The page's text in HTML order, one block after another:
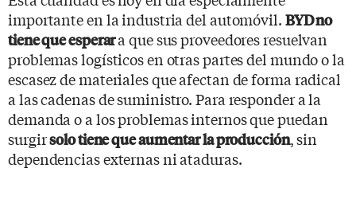
importante en la industria del automóvil. BYD no
tiene que esperara que sus proveedores resuelvan
problemas logísticos en otras partes del mundo o la
escasez de materiales que afectan de forma radical
a las cadenas de suministro. Para responder a la
demanda o a los problemas internos que puedan
surgirsolo tiene que aumentar la producción, sin
dependencias externas ni ataduras.